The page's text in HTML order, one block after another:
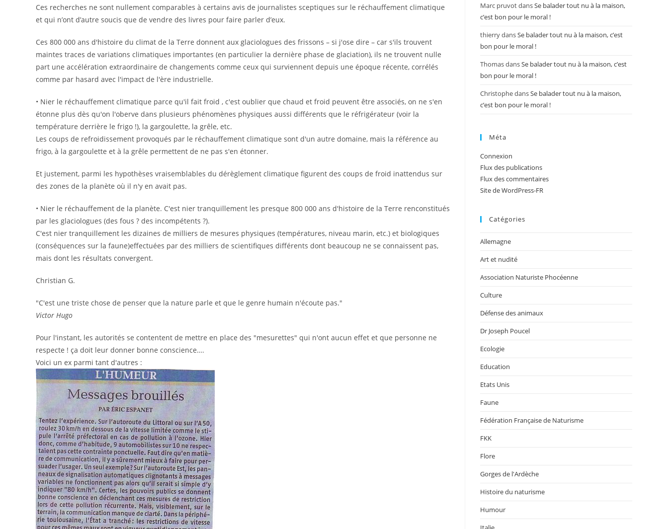
Ces recherches ne sont nullement comparables à certains avis de journalistes sceptiques sur le réchauffement climatique
et qui n’ont d’autre soucis que de vendre des livres pour faire parler d’eux.
Ces 800 000 ans d'histoire du climat de la Terre donnent aux glaciologues des frissons – si j'ose dire – car s'ils trouvent
maintes traces de variations climatiques importantes (en particulier la dernière phase de glaciation), ils ne trouvent nulle
part une accélération extraordinaire de changements comme ceux qui surviennent depuis une époque récente, corrélés
comme par hasard avec l'impact de l'ère industrielle.
• Nier le réchauffement climatique parce qu'il fait froid , c'est oublier que chaud et froid peuvent être associés, on ne s'en
étonne plus dès qu'on l'oberve dans plusieurs phénomènes physiques aussi différents que le réfrigérateur (voir la
température derrière le frigo !), la gargoulette, la grêle, etc.
Les coups de refroidissement provoqués par le réchauffement climatique sont d'un autre domaine, mais la référence au
frigo, à la gargoulette et à la grêle permettent de ne pas s'en étonner.
Et justement, parmi les hypothèses vraisemblables du dérèglement climatique figurent des coups de froid inattendus sur
des zones de la planète où il n'y en avait pas.
• Nier le réchauffement de la planète. C'est nier tranquillement les presque 800 000 ans d'histoire de la Terre renconstitués
par les glaciologues (des fous ? des incompétents ?).
C'est nier tranquillement les dizaines de milliers de mesures physiques (températures, niveau marin, etc.) et biologiques
(conséquences sur la faune)effectuées par des milliers de scientifiques différents dont beaucoup ne se connaissent pas,
mais dont les résultats convergent.
Christian G.
"C'est une triste chose de penser que la nature parle et que le genre humain n'écoute pas."
Victor Hugo
Pour l'instant, les autorités se contentent de mettre en place des "mesurettes" qui n'ont aucun effet et que personne ne
respecte ! ça doit leur donner bonne conscience….
Voici un ex parmi tant d'autres :
Marc pruvotdansSe balader tout nu à la maison,
c’est bon pour le moral !
thierrydansSe balader tout nu à la maison, c’est
bon pour le moral !
ThomasdansSe balader tout nu à la maison, c’est
bon pour le moral !
ChristophedansSe balader tout nu à la maison,
c’est bon pour le moral !
Méta
Connexion
Flux des publications
Flux des commentaires
Site de WordPress-FR
Catégories
Allemagne
Art et nudité
Association Naturiste Phocéenne
Culture
Défense des animaux
Dr Joseph Poucel
Ecologie
Education
Etats Unis
Faune
Fédération Française de Naturisme
FKK
Flore
Gorges de l'Ardèche
Histoire du naturisme
Humour